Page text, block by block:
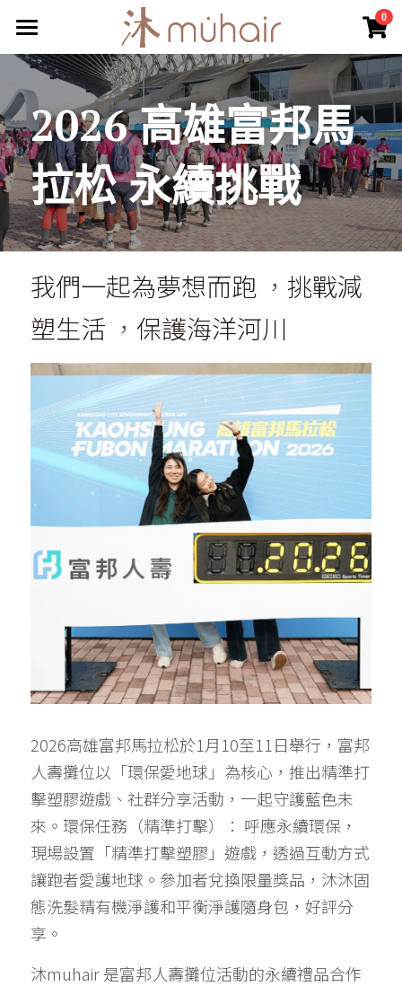
0
頭髮淨護
常見問答
關於我們
部落格
會員專區
登錄
搜索
2026 高雄富邦馬
拉松 永續挑戰
我們一起為夢想而跑 ， 挑戰減
塑生活 ， 保護海洋河川
2026高雄富邦馬拉松於1月10至11日舉行，富邦
人壽攤位以「環保愛地球」為核心，推出精準打
擊塑膠遊戲、社群分享活動，一起守護藍色未
來。環保任務（精準打擊）： 呼應永續環保，
現場設置「精準打擊塑膠」遊戲，透過互動方式
讓跑者愛護地球。參加者兌換限量獎品，沐沐固
態洗髮精有機淨護和平衡淨護隨身包，好評分
享。
沐muhair 是富邦人壽攤位活動的永續禮品合作
×
商品分類
所有商品分類